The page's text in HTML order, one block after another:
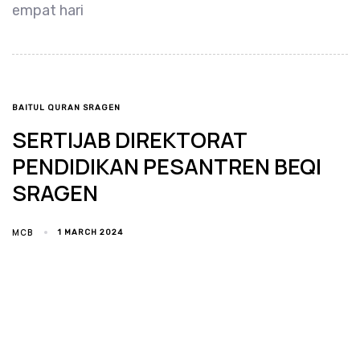
empat hari
TAGS
BAITUL QURAN SRAGEN
SERTIJAB DIREKTORAT
PENDIDIKAN PESANTREN BEQI
SRAGEN
MCB 1 MARCH 2024